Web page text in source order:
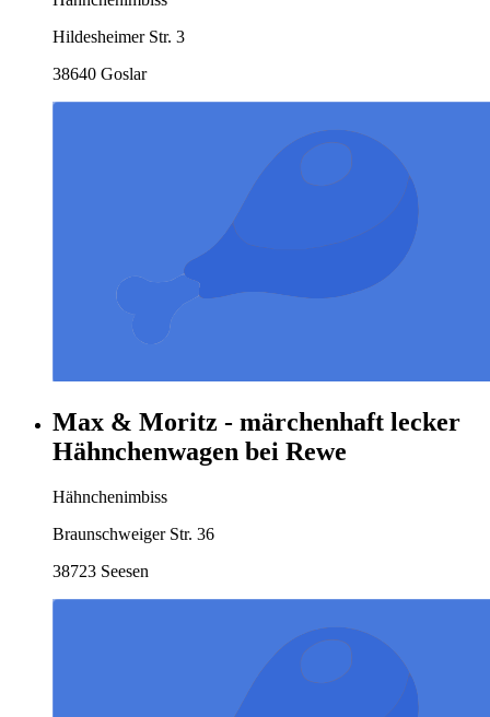
Hildesheimer Str. 3
38640 Goslar
Max & Moritz - märchenhaft lecker
Hähnchenwagen bei Rewe
Hähnchenimbiss
Braunschweiger Str. 36
38723 Seesen